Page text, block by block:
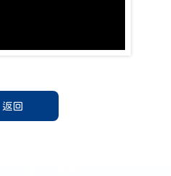
返回